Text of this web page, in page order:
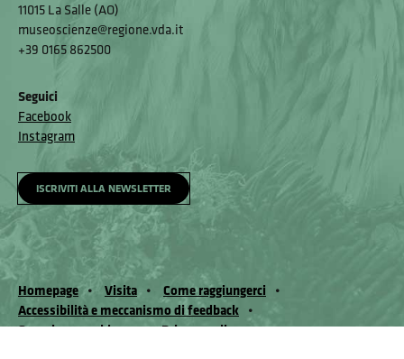
11015 La Salle (AO)
museoscienze@regione.vda.it
+39 0165 862500
Seguici
Facebook
Instagram
ISCRIVITI ALLA NEWSLETTER
Homepage Visita
Come raggiungerci
Accessibilità e meccanismo di feedback
Segnala un problema
Privacy policy